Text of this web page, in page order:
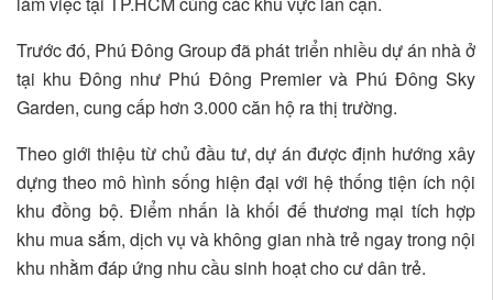
Trước đó, Phú Đông Group đã phát triển nhiều dự án nhà ở
tại khu Đông như Phú Đông Premier và Phú Đông Sky
Garden, cung cấp hơn 3.000 căn hộ ra thị trường.
Theo giới thiệu từ chủ đầu tư, dự án được định hướng xây
dựng theo mô hình sống hiện đại với hệ thống tiện ích nội
khu đồng bộ. Điểm nhấn là khối đế thương mại tích hợp
khu mua sắm, dịch vụ và không gian nhà trẻ ngay trong nội
khu nhằm đáp ứng nhu cầu sinh hoạt cho cư dân trẻ.